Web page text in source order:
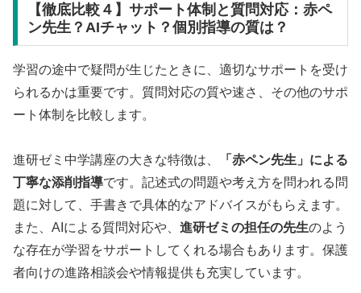
【徹底比較４】サポート体制と質問対応：赤ペ
ン先生？AIチャット？個別指導の質は？
学習の途中で疑問が生じたときに、適切なサポートを受け
られるかは重要です。質問対応の質や速さ、その他のサポ
ート体制を比較します。
進研ゼミ中学講座の大きな特徴は、
「赤ペン先生」による
丁寧な添削指導です。記述式の問題や考え方を問われる問
題に対して、手書きで具体的なアドバイスがもらえます。
また、AIによる質問対応や、 進研ゼミの担任の先生のよう
な存在が学習をサポートしてくれる場合もあります。保護
者向けの進路相談会や情報提供も充実しています。